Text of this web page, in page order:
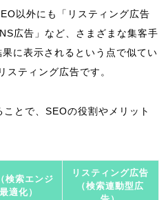
以外にも「リスティング広告
広告」など、さまざまな集客手
に表示されるという点で似てい
ティング広告です。
とで、SEOの役割やメリット
検索エンジ
適化）
リスティング広告
（検索連動型広